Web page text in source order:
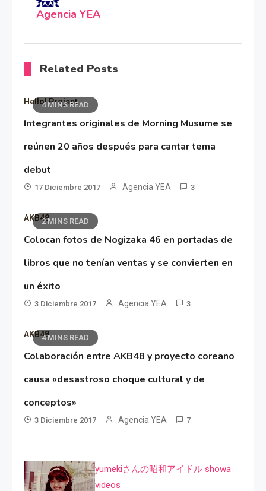
Agencia YEA
Related Posts
4 MINS READ
Hello! Project
Integrantes originales de Morning Musume se
reúnen 20 años después para cantar tema
debut
17 Diciembre 2017 Agencia YEA 3
2 MINS READ
AKB48
Colocan fotos de Nogizaka 46 en portadas de
libros que no tenían ventas y se convierten en
un éxito
3 Diciembre 2017 Agencia YEA 3
4 MINS READ
AKB48
Colaboración entre AKB48 y proyecto coreano
causa «desastroso choque cultural y de
conceptos»
3 Diciembre 2017 Agencia YEA 7
yumekiさんの昭和アイドル showa
videos